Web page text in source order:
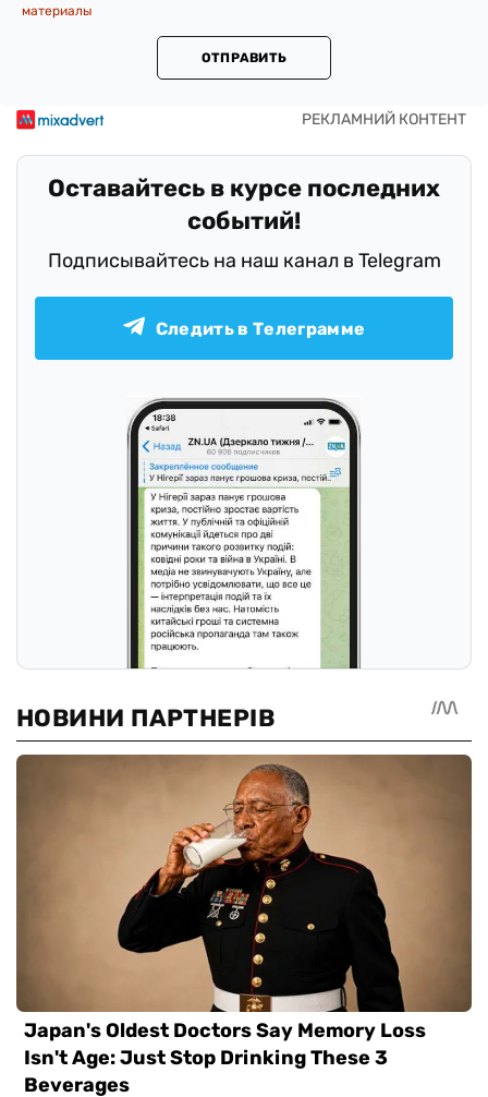
материалы
ОТПРАВИТЬ
Оставайтесь в курсе последних
событий!
Подписывайтесь на наш канал в Telegram
Следить в Телеграмме